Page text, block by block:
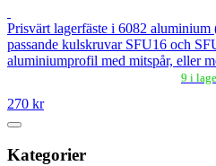
Prisvärt lagerfäste i 6082
passande kulskruvar SFU16 och
aluminiumprofil med mitspår, eller
9 i
270 kr
Kategorier